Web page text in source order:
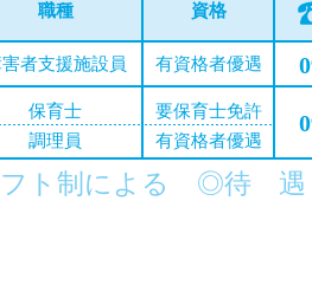
職種 資格
害者支援施設員 有資格者優遇
保育士
調理員
要保育士免許
有資格者優遇
ト制による ◎待 遇：